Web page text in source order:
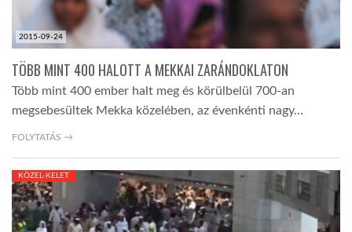
GLOBOBOOK
2015-09-24
TÖBB MINT 400 HALOTT A MEKKAI ZARÁNDOKLATON
Több mint 400 ember halt meg és körülbelül 700-an
megsebesültek Mekka közelében, az évenkénti nagy…
FOLYTATÁS →
KÖZEL-KELET